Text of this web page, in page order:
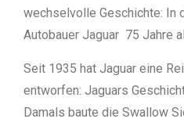
wechselvolle Geschichte: In
Autobauer Jaguar 75 Jahre
Seit 1935 hat Jaguar eine
entworfen: Jaguars
Damals baute die Swallow